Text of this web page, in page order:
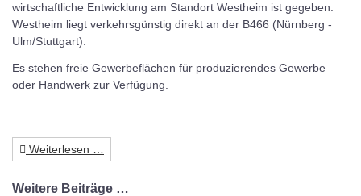
wirtschaftliche Entwicklung am Standort Westheim ist gegeben.
Westheim liegt verkehrsgünstig direkt an der B466 (Nürnberg -
Ulm/Stuttgart).
Es stehen freie Gewerbeflächen für produzierendes Gewerbe
oder Handwerk zur Verfügung.
Weiterlesen …
Weitere Beiträge …